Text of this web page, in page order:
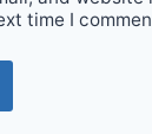
time I